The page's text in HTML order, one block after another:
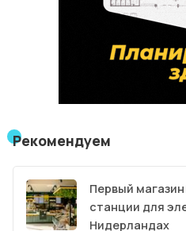
Рекомендуем
Первый
станции для
Нидерландах